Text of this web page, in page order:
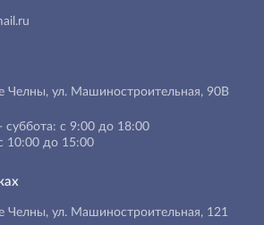
Челны, ул. Машиностроительная, 90B
суббота: с 9:00 до 18:00
10:00 до 15:00
Челны, ул. Машиностроительная, 121